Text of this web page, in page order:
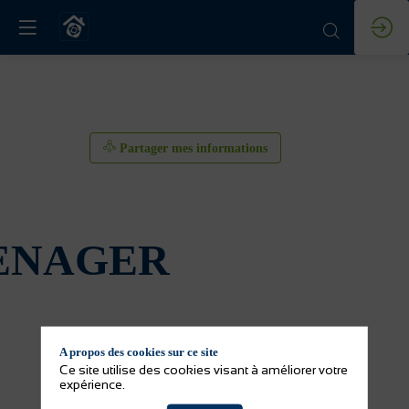
Partager mes informations
A propos des cookies sur ce site
Ce site utilise des cookies visant à améliorer votre
expérience.